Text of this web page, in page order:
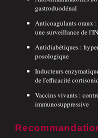
gastroduodénal
Anticoagulants oraux
une surveillance de
Antidiabétiques :
posologique
Inducteurs
de l'efficacité
Vaccins vivants :
immunosuppressive